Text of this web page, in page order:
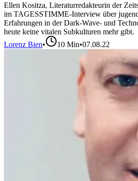
Ellen Kositza, Literaturredakteurin der
im TAGESSTIMME-Interview über
Erfahrungen in der Dark-Wave- und
heute keine vitalen Subkulturen mehr gibt.
Lorenz Bien• 10 Min•07.08.22